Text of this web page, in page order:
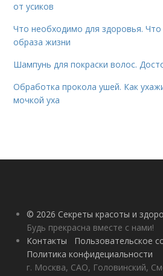
от усиков
Что необходимо для здоровья.
образа жизни
Шампунь для покраски волос.
Обработка прокола ушей. Как
мочкой уха
© 2026 Секреты красоты и
Будь прекрасна вместе с нами!
Контакты
Пользовательское
Политика конфидециальности
г. Москва, САО, Головинский,